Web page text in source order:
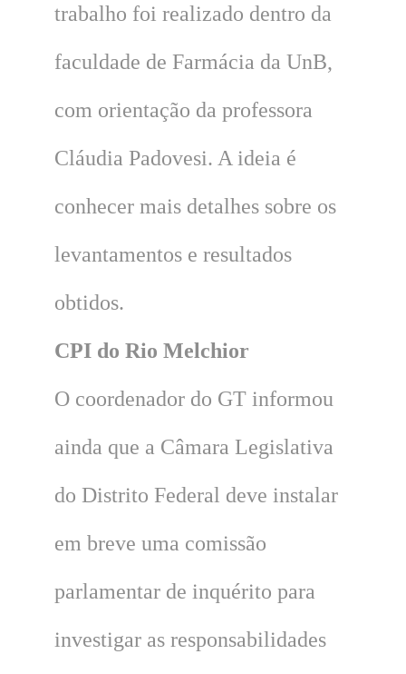
trabalho foi realizado dentro da
faculdade de Farmácia da UnB,
com orientação da professora
Cláudia Padovesi. A ideia é
conhecer mais detalhes sobre os
levantamentos e resultados
obtidos.
CPI do Rio Melchior
O coordenador do GT informou
ainda que a Câmara Legislativa
do Distrito Federal deve instalar
em breve uma comissão
parlamentar de inquérito para
investigar as responsabilidades